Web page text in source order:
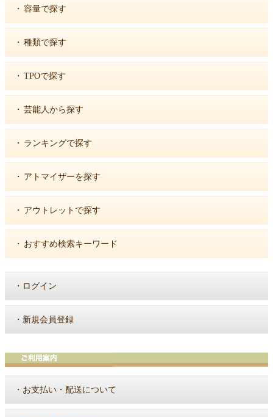
・ 容量で探す
・ 種類で探す
・ TPOで探す
・ 芸能人から探す
・ ランキングで探す
・ アトマイザーを探す
・ アウトレットで探す
・ おすすめ検索キーワード
・ ログイン
・ 新規会員登録
・ お支払い・配送について